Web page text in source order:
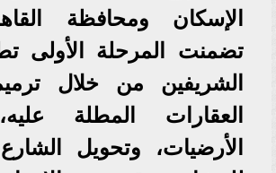
الإسكان ومحافظة
تضمنت المرحلة الأولى
الشريفين من خلال
العقارات المطلة
الأرضيات، وتحويل